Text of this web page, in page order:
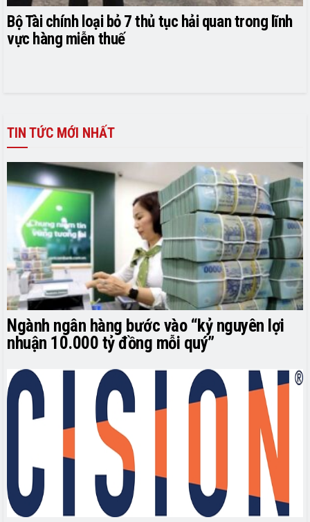
Bộ Tài chính loại bỏ 7 thủ tục hải quan trong lĩnh
vực hàng miễn thuế
TIN TỨC MỚI NHẤT
Ngành ngân hàng bước vào “kỷ nguyên lợi
nhuận 10.000 tỷ đồng mỗi quý”